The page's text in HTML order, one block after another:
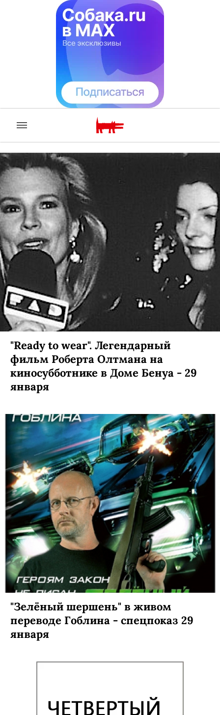
"Ready to wear". Легендарный
фильм Роберта Олтмана на
киносубботнике в Доме Бенуа - 29
января
"Зелёный шершень" в живом
переводе Гоблина - спецпоказ 29
января